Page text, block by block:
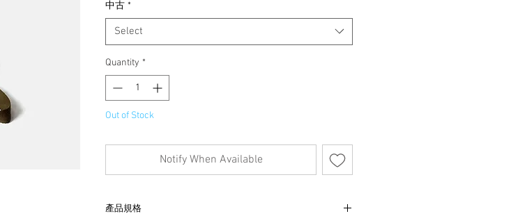
中古 *
Select
Quantity *
Out of Stock
Notify When Available
產品規格